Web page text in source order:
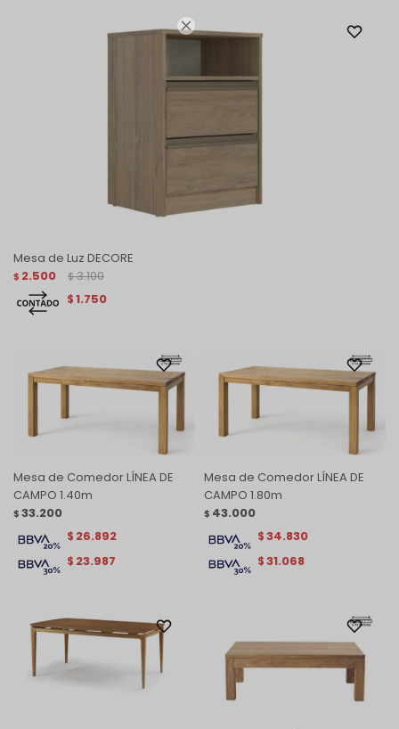

Mesa de Luz DECORE
$ 2.500 $ 3.100
$1.750
Mesa de Comedor LÍNEA DE
CAMPO 1.40m
$ 33.200
$ 23.987
$ 26.892
Mesa de Comedor LÍNEA DE
CAMPO 1.80m
$ 43.000
$31.068
$34.830